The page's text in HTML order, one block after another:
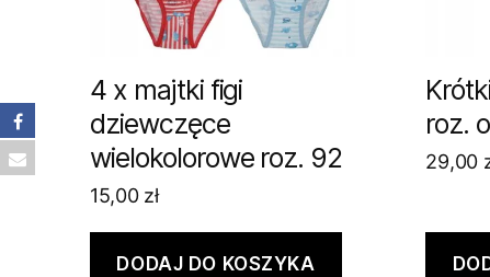
4 x majtki figi
dziewczęce
wielokolorowe roz. 92
15,00 zł
DODAJ DO KOSZYKA
roz.
29,00